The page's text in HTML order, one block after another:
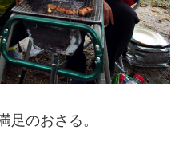
足のおさる。